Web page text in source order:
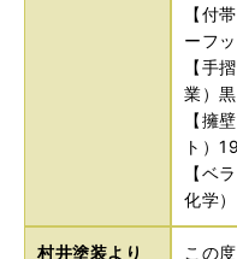
【付
ーフ
【手
業）黒
【擁
ト）
【ベ
化学
村井塗装より
この